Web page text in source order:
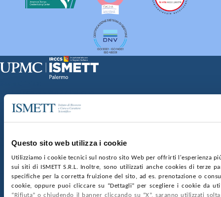
Questo sito web utilizza i cookie
Utilizziamo i cookie tecnici sul nostro sito Web per offrirti l'esperienza
sui siti di ISMETT S.R.L. Inoltre, sono utilizzati anche cookies di terze
specifiche per la corretta fruizione del sito, ad es. prenotazione o
cookie, oppure puoi cliccare su “Dettagli” per scegliere i cookie da
“Rifiuta” o chiudendo il banner cliccando su “X”, saranno utilizzati
Via Discesa dei Giudici 4 90133 Palermo
nr. REA PA-201818 P.I. 04544550827
SOCIETÀ TRASPARENTE WHISTLEBLOWING
GARE E CONTRATTIPRIVACYCOOKIE POLICY
SOSTIENICIMAPPA DEL SITOACCESSIBILITÀ